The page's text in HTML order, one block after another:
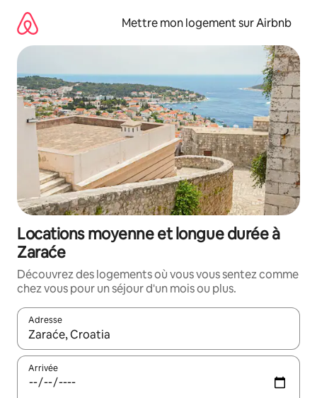
directement
contenu
Mettre mon logement sur Airbnb
Locations moyenne et longue durée à
Zaraće
Découvrez des logements où vous vous sentez comme
chez vous pour un séjour d'un mois ou plus.
Adresse
Lorsque les résultats s'affichent, utilisez les flèches vers le
Arrivée